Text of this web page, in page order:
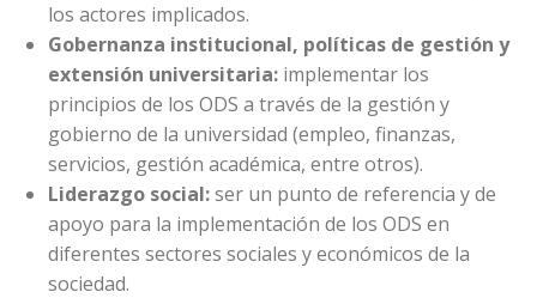
los actores implicados.
Gobernanza institucional, políticas de gestión y
extensión universitaria: implementar los
principios de los ODS a través de la gestión y
gobierno de la universidad (empleo, finanzas,
servicios, gestión académica, entre otros).
Liderazgo social:ser un punto de referencia y de
apoyo para la implementación de los ODS en
diferentes sectores sociales y económicos de la
sociedad.